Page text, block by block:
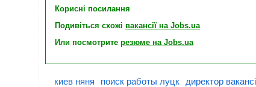
Корисні посилання
Подивіться схожі вакансії на Jobs.ua
Или посмотрите резюме на Jobs.ua
киев няня поиск работы луцк директор